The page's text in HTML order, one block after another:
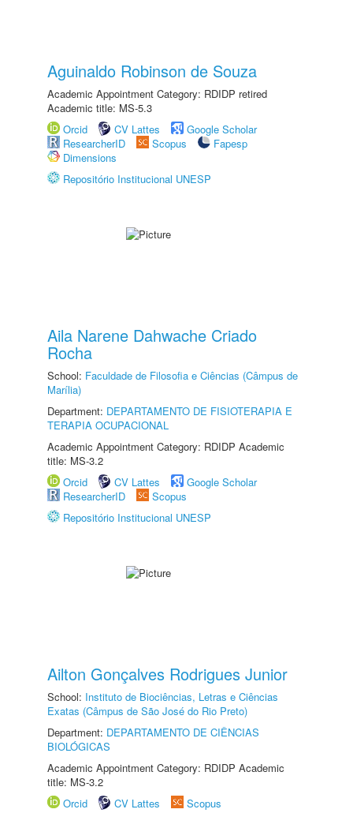
Aguinaldo Robinson de Souza
Academic Appointment Category: RDIDP retired
Academic title: MS-5.3
Orcid
CV Lattes
Google Scholar
ResearcherID
Scopus
Fapesp
Dimensions
Repositório Institucional UNESP
Aila Narene Dahwache Criado
Rocha
School: Faculdade de Filosofia e Ciências (Câmpus de
Marília)
Department: DEPARTAMENTO DE FISIOTERAPIA E
TERAPIA OCUPACIONAL
Academic Appointment Category: RDIDP Academic
title: MS-3.2
Orcid
CV Lattes
Google Scholar
ResearcherID
Scopus
Repositório Institucional UNESP
Ailton Gonçalves Rodrigues Junior
School: Instituto de Biociências, Letras e Ciências
Exatas (Câmpus de São José do Rio Preto)
Department: DEPARTAMENTO DE CIÊNCIAS
BIOLÓGICAS
Academic Appointment Category: RDIDP Academic
title: MS-3.2
Orcid
CV Lattes
Scopus